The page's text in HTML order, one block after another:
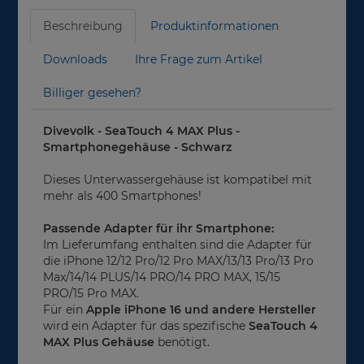
Beschreibung Produktinformationen
Downloads Ihre Frage zum Artikel
Billiger gesehen?
Divevolk - SeaTouch 4 MAX Plus -
Smartphonegehäuse - Schwarz
Dieses Unterwassergehäuse ist kompatibel mit
mehr als 400 Smartphones!
Passende Adapter für ihr Smartphone:
Im Lieferumfang enthalten sind die Adapter für
die iPhone 12/12 Pro/12 Pro MAX/13/13 Pro/13 Pro
Max/14/14 PLUS/14 PRO/14 PRO MAX, 15/15
PRO/15 Pro MAX.
Für einApple iPhone 16 und andere Hersteller
wird ein Adapter für das spezifischeSeaTouch 4
MAX Plus Gehäuse benötigt.